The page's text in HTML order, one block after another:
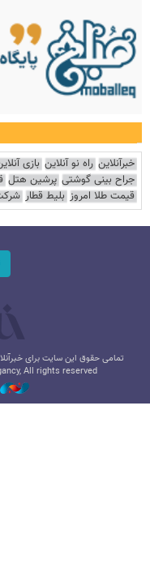
خبرآنلاین راه نو آنلاین بازی
جراح بینی گوشتی پرشین هتل
قیمت طلا امروز بلیط قطار
تمامی حقوق این سایت برای
All rights reserved